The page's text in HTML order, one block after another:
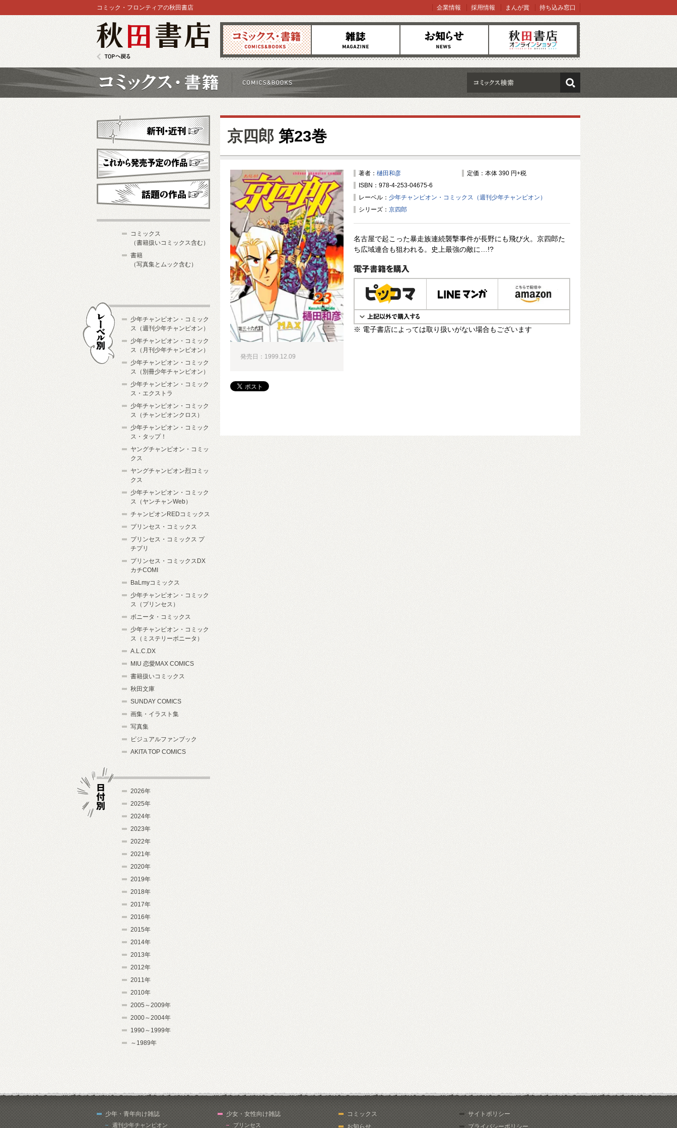
コミックス 雑誌 お知らせ オンラインショップ
コミック・フロンティアの秋田書店 企業情報 採用情報 まんが賞 持ち込み窓口
検索
京四郎 第23巻
著者： 樋田和彦
定価：本体 390 円+税
ISBN：978-4-253-04675-6
レーベル： 少年チャンピオン・コミックス（週刊少年チャンピオン）
シリーズ： 京四郎
名古屋で起こった暴走族連続襲撃事件が長野にも飛び火。京四郎た
ち広域連合も狙われる。史上最強の敵に…!?
電子書籍で購入
※ 電子書店によっては取り扱いがない場合もございます
発売日：1999.12.09
新刊・近刊
これから発売予定
コミックス
（書籍扱いコミックス含む）
書籍
（写真集とムック含む）
少年チャンピオン・コミック
ス（週刊少年チャンピオン）
少年チャンピオン・コミック
ス（月刊少年チャンピオン）
少年チャンピオン・コミック
ス（別冊少年チャンピオン）
少年チャンピオン・コミック
ス・エクストラ
少年チャンピオン・コミック
ス（チャンピオンクロス）
少年チャンピオン・コミック
ス・タップ！
ヤングチャンピオン・コミッ
クス
ヤングチャンピオン烈コミッ
クス
少年チャンピオン・コミック
ス（ヤンチャンWeb）
チャンピオンREDコミックス
プリンセス・コミックス
プリンセス・コミックス プ
チプリ
プリンセス・コミックスDX
カチCOMI
BaLmyコミックス
少年チャンピオン・コミック
ス（プリンセス）
ボニータ・コミックス
少年チャンピオン・コミック
ス（ミステリーボニータ）
A.L.C.DX
MIU 恋愛MAX COMICS
書籍扱いコミックス
秋田文庫
SUNDAY COMICS
画集・イラスト集
写真集
ビジュアルファンブック
AKITA TOP COMICS
2026年
2025年
2024年
2023年
2022年
2021年
2020年
2019年
2018年
2017年
2016年
2015年
2014年
2013年
2012年
2011年
2010年
2005～2009年
2000～2004年
1990～1999年
～1989年
少年・青年向け雑誌
週刊少年チャンピオン
少女・女性向け雑誌
プリンセス
コミックス
お知らせ
サイトポリシー
プライバシーポリシー